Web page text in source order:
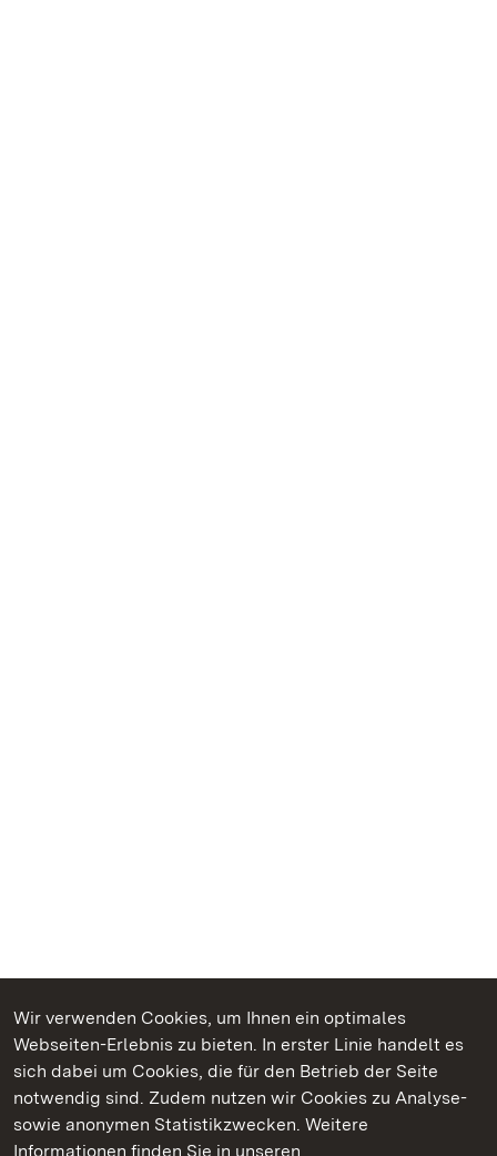
Wir verwenden Cookies, um Ihnen ein optimales
Webseiten-Erlebnis zu bieten. In erster Linie handelt es
sich dabei um Cookies, die für den Betrieb der Seite
notwendig sind. Zudem nutzen wir Cookies zu Analyse-
sowie anonymen Statistikzwecken. Weitere
Informationen finden Sie in unseren
Kommen. Staunen. Genießen.